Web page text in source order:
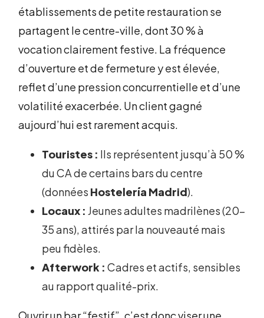
établissements de petite restauration se
partagent le centre-ville, dont 30 % à
vocation clairement festive. La fréquence
d’ouverture et de fermeture y est élevée,
reflet d’une pression concurrentielle et d’une
volatilité exacerbée. Un client gagné
aujourd’hui est rarement acquis.
Touristes : Ils représentent jusqu’à 50 %
du CA de certains bars du centre
(données Hostelería Madrid).
Locaux : Jeunes adultes madrilènes (20-
35 ans), attirés par la nouveauté mais
peu fidèles.
Afterwork : Cadres et actifs, sensibles
au rapport qualité-prix.
Ouvrir un bar “festif”, c’est donc viser une